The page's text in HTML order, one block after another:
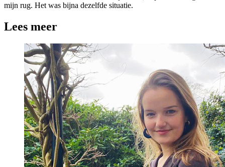
mijn rug. Het was bijna dezelfde situatie.
Lees meer